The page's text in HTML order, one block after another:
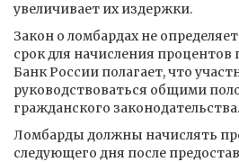
увеличивает их издержки.
Закон о ломбардах не
срок для начисления процентов
Банк России полагает, что
руководствоваться общими
гражданского законодательства.
Ломбарды должны начислять
следующего дня после